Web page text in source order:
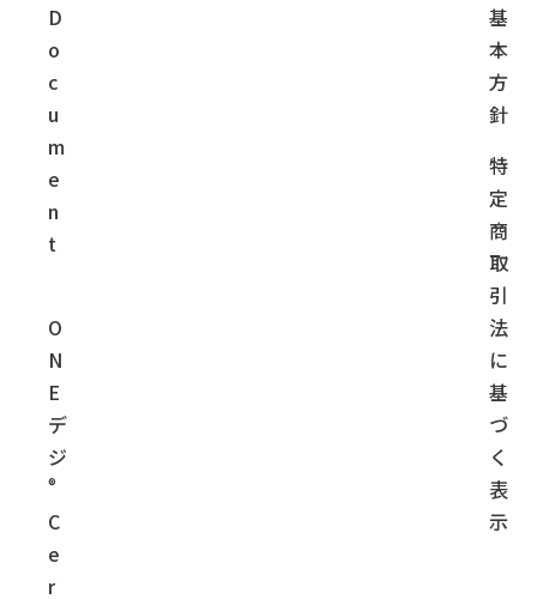
D
o
c
u
m
e
n
t
O
N
E
デ
ジ
®
C
e
r
基
本
方
針
特
定
商
取
引
法
に
基
づ
く
表
示